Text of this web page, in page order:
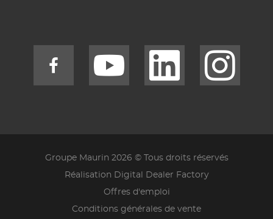
Groupe Maurin 2026 © Tous droits réservés
Réalisation Digital Dealer Factory
Offres d'emploi
Conditions générales de vente